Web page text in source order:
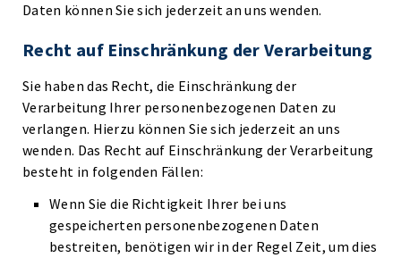
Daten können Sie sich jederzeit an uns wenden.
Recht auf Einschränkung der Verarbeitung
Sie haben das Recht, die Einschränkung der
Verarbeitung Ihrer personenbezogenen Daten zu
verlangen. Hierzu können Sie sich jederzeit an uns
wenden. Das Recht auf Einschränkung der Verarbeitung
besteht in folgenden Fällen:
Wenn Sie die Richtigkeit Ihrer bei uns
gespeicherten personenbezogenen Daten
bestreiten, benötigen wir in der Regel Zeit, um dies